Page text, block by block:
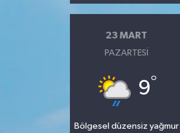
23 MART
PAZARTESI
9°
Bölgesel düzensiz yağmur